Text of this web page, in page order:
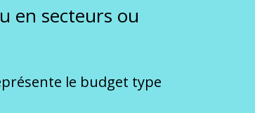
en secteurs ou
le budget type